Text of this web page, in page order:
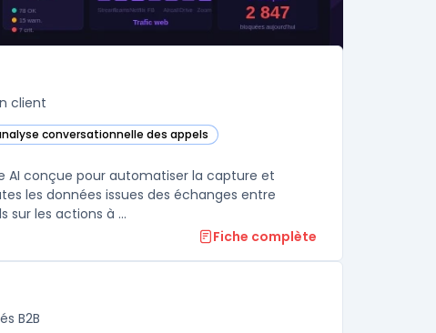
client
conversationnelle des appels
cette catégorie
AI conçue pour automatiser la capture et
les données issues des échanges entre
équipes revenue et acheteurs, afin de fournir des insights factuels sur les actions à ...
Fiche complète
B2B